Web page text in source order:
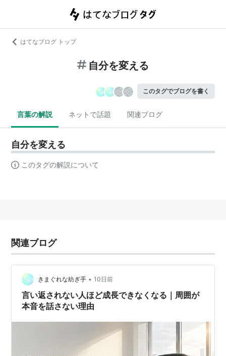
はてなブログ トップ
自分を変える
このタグでブログを書く
言葉の解説 ネットで話題 関連ブログ
自分を変える
このタグの解説について
関連ブログ
きまぐれな紡ぎ手 • 10日前
言い返されない人ほど成長できなくなる｜周囲が
本音を話さない理由